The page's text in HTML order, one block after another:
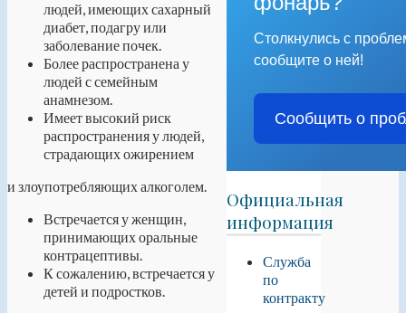
Столкнулись с
сообщите о ней!
Сообщить о
Официальная
информация
Служба
по
контракту
людей, имеющих сахарный
диабет, подагру или
заболевание почек.
Более распространена у
людей с семейным
анамнезом.
Имеет высокий риск
распространения у людей,
страдающих ожирением
и злоупотребляющих алкоголем.
Встречается у женщин,
принимающих оральные
контрацептивы.
К сожалению, встречается у
детей и подростков.